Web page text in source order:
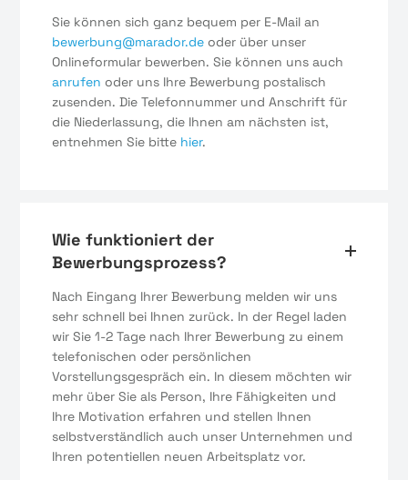
Sie können sich ganz bequem per E-Mail an
bewerbung@marador.de oder über unser
Onlineformular bewerben. Sie können uns auch
anrufen oder uns Ihre Bewerbung postalisch
zusenden. Die Telefonnummer und Anschrift für
die Niederlassung, die Ihnen am nächsten ist,
entnehmen Sie bitte hier.
Wie funktioniert der
Bewerbungsprozess?
Nach Eingang Ihrer Bewerbung melden wir uns
sehr schnell bei Ihnen zurück. In der Regel laden
wir Sie 1-2 Tage nach Ihrer Bewerbung zu einem
telefonischen oder persönlichen
Vorstellungsgespräch ein. In diesem möchten wir
mehr über Sie als Person, Ihre Fähigkeiten und
Ihre Motivation erfahren und stellen Ihnen
selbstverständlich auch unser Unternehmen und
Ihren potentiellen neuen Arbeitsplatz vor.